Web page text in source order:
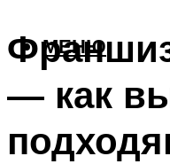
МЕНЮ
— как